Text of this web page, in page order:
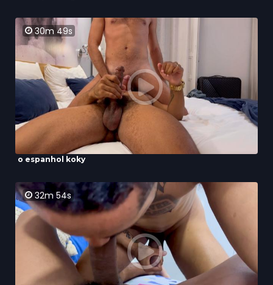
30m 49s
o espanhol koky
32m 54s